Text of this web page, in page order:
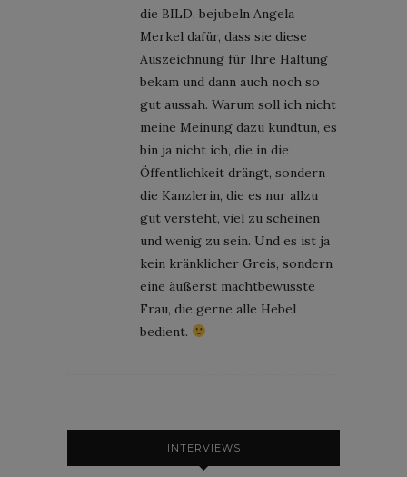
die BILD, bejubeln Angela
Merkel dafür, dass sie diese
Auszeichnung für Ihre Haltung
bekam und dann auch noch so
gut aussah. Warum soll ich nicht
meine Meinung dazu kundtun, es
bin ja nicht ich, die in die
Öffentlichkeit drängt, sondern
die Kanzlerin, die es nur allzu
gut versteht, viel zu scheinen
und wenig zu sein. Und es ist ja
kein kränklicher Greis, sondern
eine äußerst machtbewusste
Frau, die gerne alle Hebel
bedient.
INTERVIEWS